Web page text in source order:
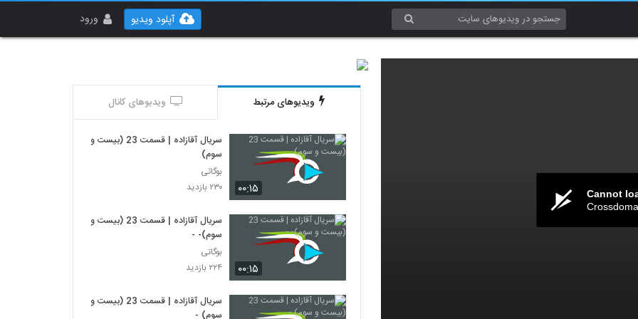
ورود آپلود ویدیو
Cannot
ویدیوهای مرتبط ویدیوهای کانال
۰۰:۱۵
سریال آقازاده | قسمت 23 (بیست و
سوم)
بوگاتی
۲۳۰ بازدید
۰۰:۱۵
سریال آقازاده | قسمت 23 (بیست و
سوم)- -
بوگاتی
۲۲۴ بازدید
سریال آقازاده | قسمت 23 (بیست و
سوم) -